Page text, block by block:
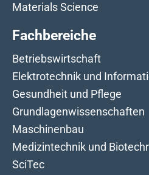
Materials Science
Fachbereiche
Betriebswirtschaft
Elektrotechnik und
Gesundheit und Pflege
Grundlagenwissenschaften
Maschinenbau
Medizintechnik und
SciTec